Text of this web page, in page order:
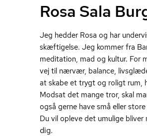
Rosa Sala
Jeg hedder Rosa og har
skæf­ti­gel­se. Jeg kommer fra
meditation, mad og kultur. For
vej til nærvær, balance,
at skabe et trygt og roligt rum,
Modsat det mange tror, skal
også gerne have små eller
Du vil opleve det umulige bliver
dig.